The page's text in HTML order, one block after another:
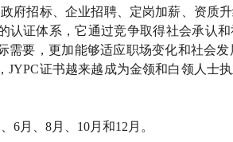
府招标、企业招聘、定岗加薪、资质
认证体系，它通过竞争取得社会承认
需要，更加能够适应职场变化和社会
JYPC证书越来越成为金领和白领人士
6月、8月、10月和12月。